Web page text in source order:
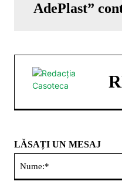
AdePlast”
LĂSAȚI UN MESAJ